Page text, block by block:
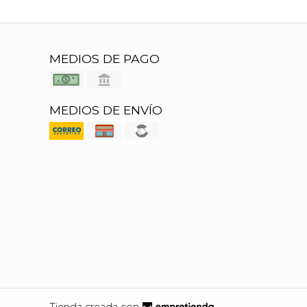
MEDIOS DE PAGO
MEDIOS DE ENVÍO